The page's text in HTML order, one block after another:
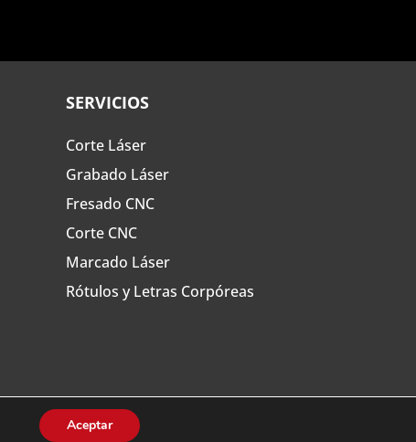
SERVICIOS
Corte Láser
Grabado Láser
Fresado CNC
Corte CNC
Marcado Láser
Rótulos y Letras Corpóreas
Aceptar